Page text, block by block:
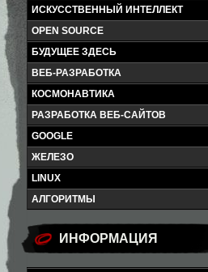
ИСКУССТВЕННЫЙ ИНТЕЛЛЕКТ
OPEN SOURCE
БУДУЩЕЕ ЗДЕСЬ
ВЕБ-РАЗРАБОТКА
КОСМОНАВТИКА
РАЗРАБОТКА ВЕБ-САЙТОВ
GOOGLE
ЖЕЛЕЗО
LINUX
АЛГОРИТМЫ
ИНФОРМАЦИЯ